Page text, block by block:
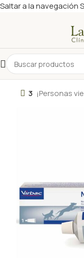
Saltar a la navegación
3 ¡Personas